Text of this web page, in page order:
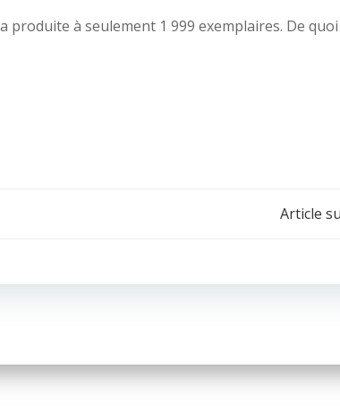
produite à seulement 1 999 exemplaires. De
Article